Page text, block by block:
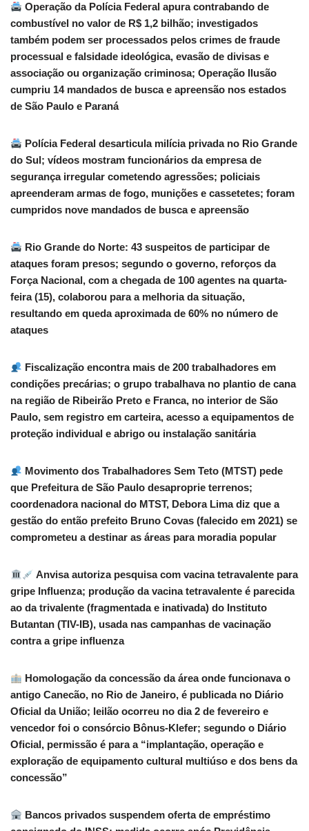
Operação da Polícia Federal apura contrabando de
combustível no valor de R$ 1,2 bilhão; investigados
também podem ser processados pelos crimes de fraude
processual e falsidade ideológica, evasão de divisas e
associação ou organização criminosa; Operação Ilusão
cumpriu 14 mandados de busca e apreensão nos estados
de São Paulo e Paraná
Polícia Federal desarticula milícia privada no Rio Grande
do Sul; vídeos mostram funcionários da empresa de
segurança irregular cometendo agressões; policiais
apreenderam armas de fogo, munições e cassetetes; foram
cumpridos nove mandados de busca e apreensão
Rio Grande do Norte: 43 suspeitos de participar de
ataques foram presos; segundo o governo, reforços da
Força Nacional, com a chegada de 100 agentes na quarta-
feira (15), colaborou para a melhoria da situação,
resultando em queda aproximada de 60% no número de
ataques
Fiscalização encontra mais de 200 trabalhadores em
condições precárias; o grupo trabalhava no plantio de cana
na região de Ribeirão Preto e Franca, no interior de São
Paulo, sem registro em carteira, acesso a equipamentos de
proteção individual e abrigo ou instalação sanitária
Movimento dos Trabalhadores Sem Teto (MTST) pede
que Prefeitura de São Paulo desaproprie terrenos;
coordenadora nacional do MTST, Debora Lima diz que a
gestão do então prefeito Bruno Covas (falecido em 2021) se
comprometeu a destinar as áreas para moradia popular
Anvisa autoriza pesquisa com vacina tetravalente para
gripe Influenza; produção da vacina tetravalente é parecida
ao da trivalente (fragmentada e inativada) do Instituto
Butantan (TIV-IB), usada nas campanhas de vacinação
contra a gripe influenza
Homologação da concessão da área onde funcionava o
antigo Canecão, no Rio de Janeiro, é publicada no Diário
Oficial da União; leilão ocorreu no dia 2 de fevereiro e
vencedor foi o consórcio Bônus-Klefer; segundo o Diário
Oficial, permissão é para a “implantação, operação e
exploração de equipamento cultural multiúso e dos bens da
concessão”
Bancos privados suspendem oferta de empréstimo